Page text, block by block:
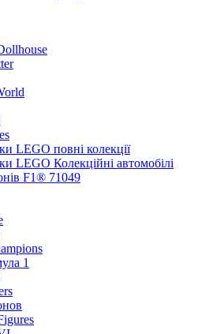
LEGO повні колекції
LEGO Колекційні автомобілі
F1® 71049
1